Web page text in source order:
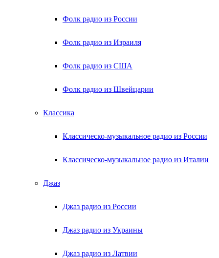
Фолк радио из России
Фолк радио из Израиля
Фолк радио из США
Фолк радио из Швейцарии
Классика
Классическо-музыкальное радио из России
Классическо-музыкальное радио из Италии
Джаз
Джаз радио из России
Джаз радио из Украины
Джаз радио из Латвии